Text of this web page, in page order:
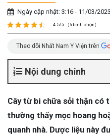
Ngày cập nhật: 3:16 - 11/03/2023
4.5/5 - (6 bình chọn)
Theo dõi Nhất Nam Y Viện trên
Nội dung chính
Cây từ bi chữa sỏi thận có
thường thấy mọc hoang
quanh nhà. Dược liệu này